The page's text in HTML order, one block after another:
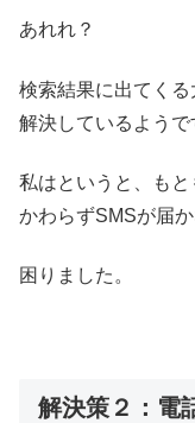
あれれ？
検索結果に出てく
解決しているようで
私はというと、も
かわらずSMSが届か
困りました。
解決策２：電